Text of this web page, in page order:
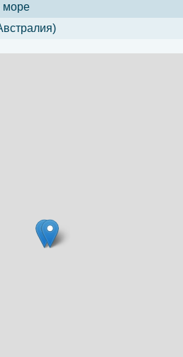
море